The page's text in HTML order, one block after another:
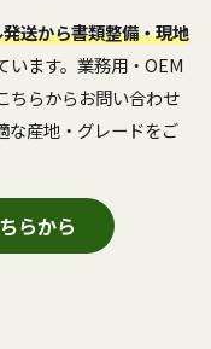
送から書類整備・現地
います。業務用・OEM
ちらからお問い合わせ
な産地・グレードをご
らから